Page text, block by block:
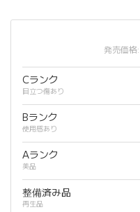
発売価
Cランク
目立つ傷あり
Bランク
使用感あり
Aランク
美品
整備済み品
再生品